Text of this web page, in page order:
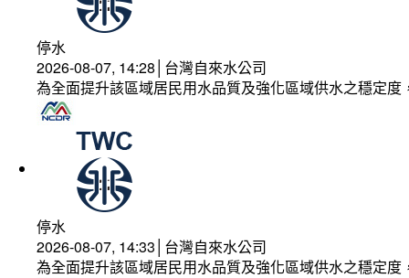
停水
2026-08-07, 14:28│台灣自來水公司
為全面提升該區域居民用水品質及強化區域供水之穩定
停水
2026-08-07, 14:33│台灣自來水公司
為全面提升該區域居民用水品質及強化區域供水之穩定